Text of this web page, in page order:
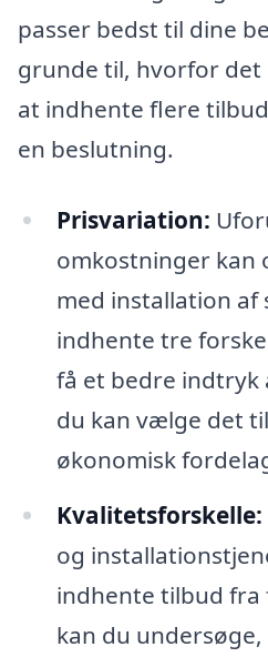
passer bedst til dine
grunde til, hvorfor det
at indhente flere
en beslutning.
Prisvariation:
omkostninger kan
med installation af
indhente tre
få et bedre indtryk
du kan vælge det
økonomisk
Kvalitetsforskelle:
og
indhente tilbud
kan du